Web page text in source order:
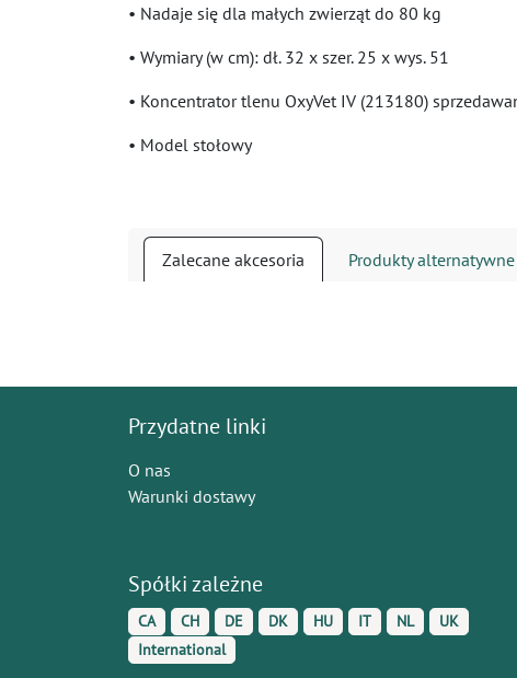
• Nadaje się dla małych zwierząt do 80 kg
• Wymiary (w cm): dł. 32 x szer. 25 x wys. 51
• Koncentrator tlenu OxyVet IV (213180)
• Model stołowy
Zalecane akcesoria Produkty alternatywne
Przydatne linki
O nas
Warunki dostawy
Spółki zależne
CA CH DE DK HU IT NL
UK
International